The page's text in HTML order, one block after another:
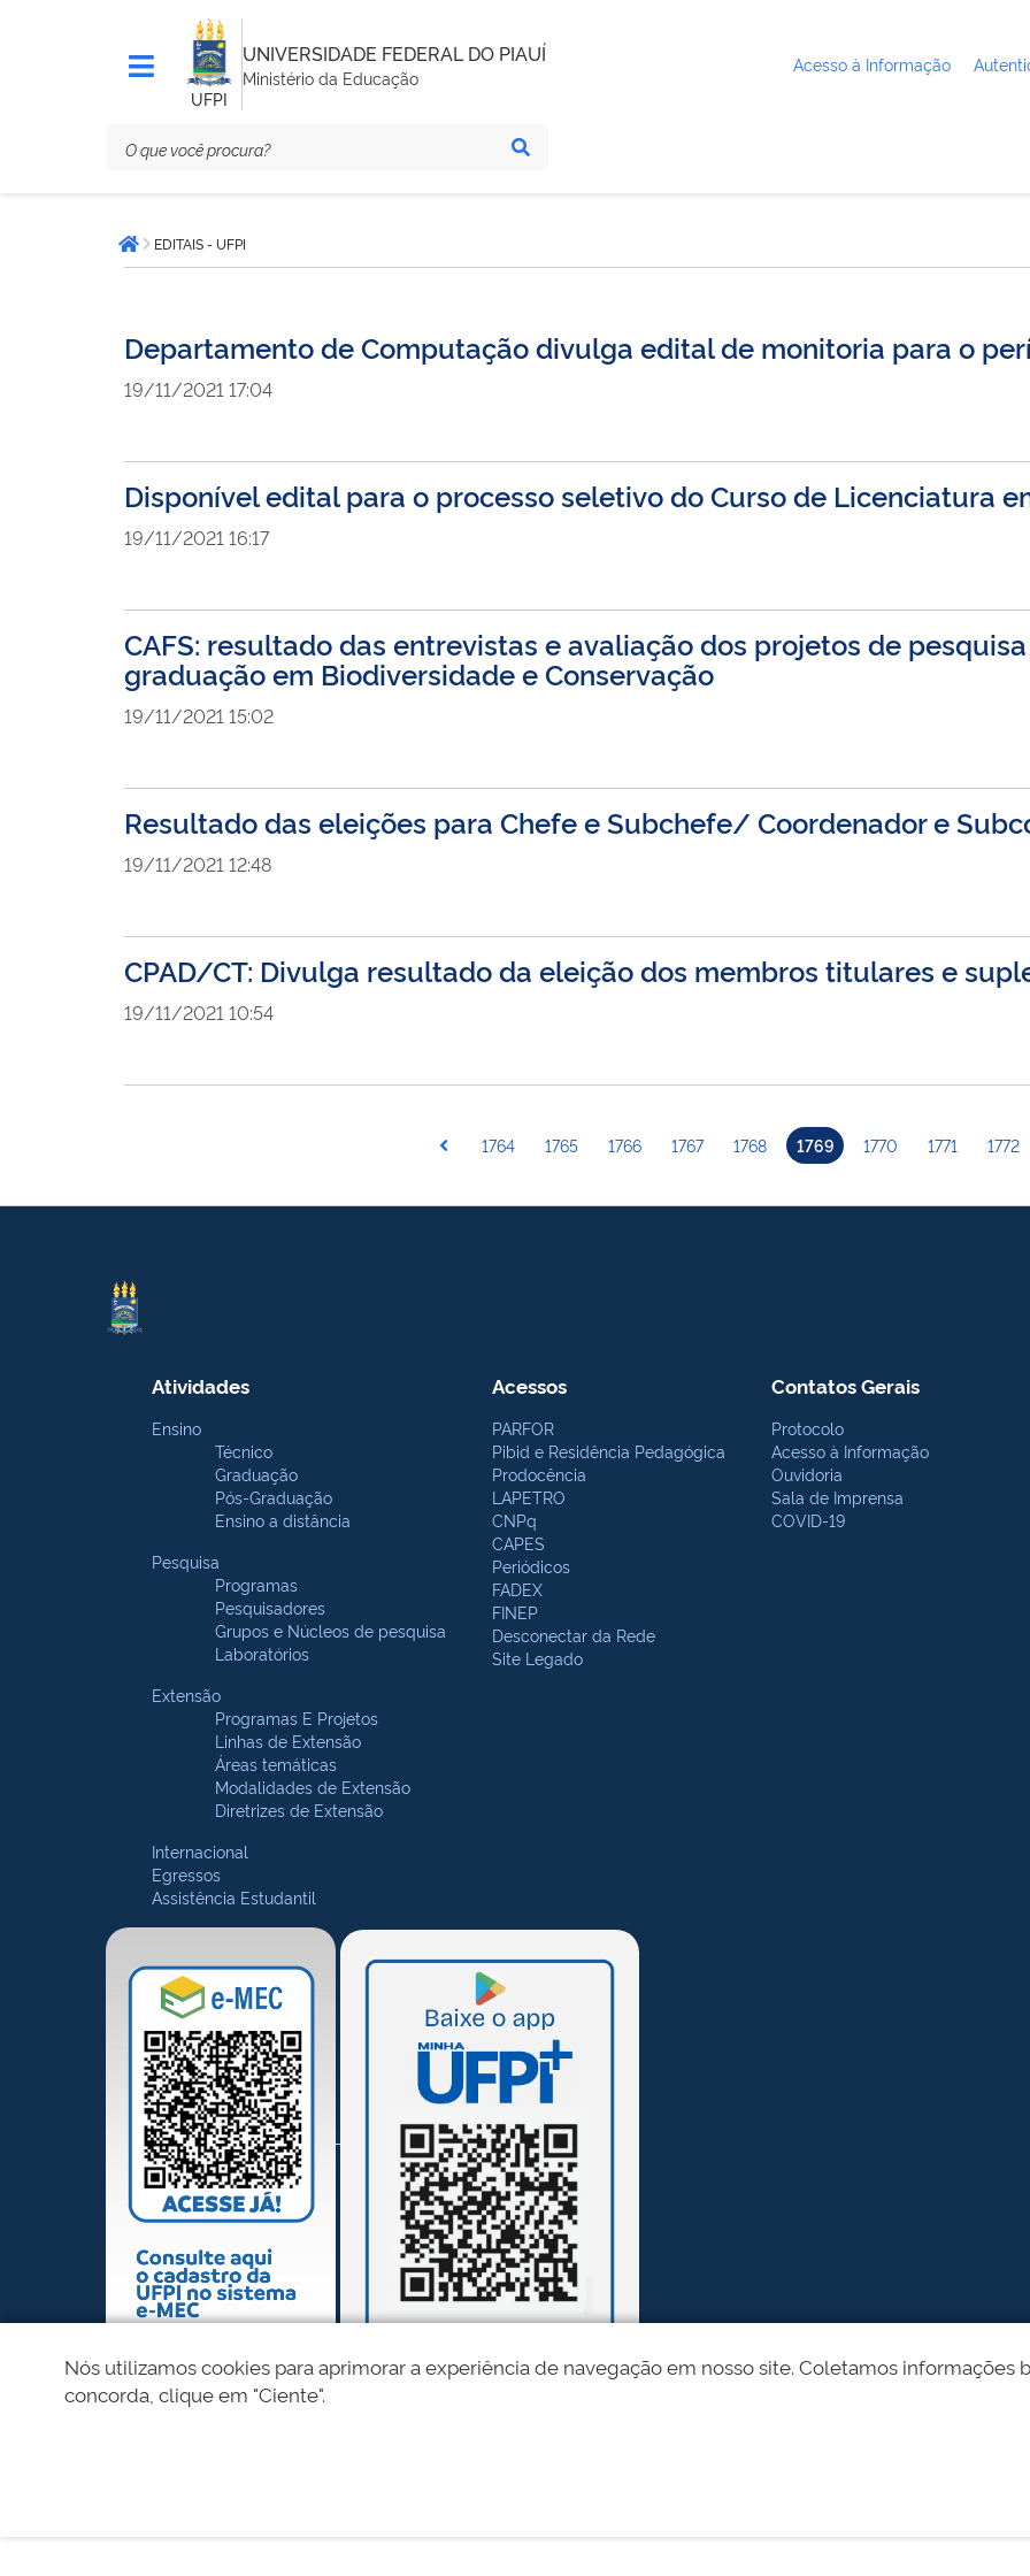
UFPI
UNIVERSIDADE FEDERAL DO PIAUÍ
Ministério da Educação
Acesso à Informação
está
aqui:Página inicial
EDITAIS - UFPI
Departamento de Computação divulga edital de monitoria para o
19/11/2021 17:04
Disponível edital para o processo seletivo do Curso de Licenciatura
19/11/2021 16:17
CAFS: resultado das entrevistas e avaliação dos projetos de
graduação em Biodiversidade e Conservação
19/11/2021 15:02
Resultado das eleições para Chefe e Subchefe/ Coordenador e
19/11/2021 12:48
CPAD/CT: Divulga resultado da eleição dos membros titulares e
19/11/2021 10:54
1764 1765 1766 1767 1768 1769 1770 1771 1772
Atividades
Ensino
Técnico
Graduação
Pós-Graduação
Ensino a distância
Pesquisa
Programas
Pesquisadores
Grupos e Núcleos de pesquisa
Laboratórios
Extensão
Programas E Projetos
Linhas de Extensão
Áreas temáticas
Modalidades de Extensão
Diretrizes de Extensão
Internacional
Egressos
Assistência Estudantil
Acessos
PARFOR
Pibid e Residência Pedagógica
Prodocência
LAPETRO
CNPq
CAPES
Periódicos
FADEX
FINEP
Desconectar da Rede
Site Legado
Contatos Gerais
Protocolo
Acesso à Informação
Ouvidoria
Sala de Imprensa
COVID-19
Nós utilizamos cookies para aprimorar a experiência de navegação em nosso site. Coletamos informações
concorda, clique em "Ciente".